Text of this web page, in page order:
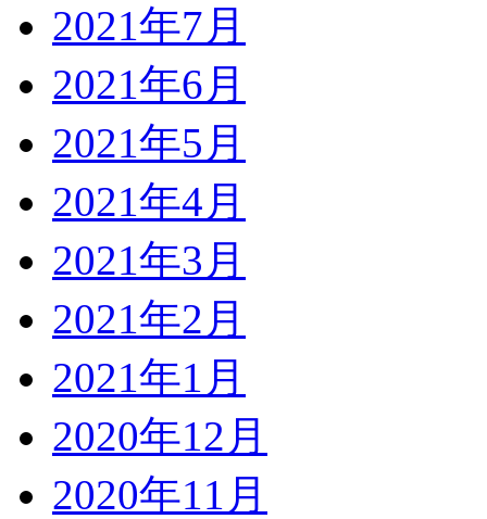
2021年7月
2021年6月
2021年5月
2021年4月
2021年3月
2021年2月
2021年1月
2020年12月
2020年11月